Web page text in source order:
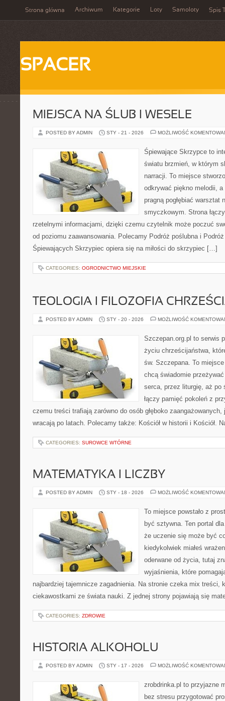
Strona główna Archiwum Kategorie Loty Samoloty Spis
SPACER
MIEJSCA NA ŚLUB I WESELE
POSTED BY ADMIN STY - 21 - 2026 MOŻLIWOŚĆ
Śpiewające Skrzypce to
światu brzmień, w którym
narracji. To miejsce
odkrywać piękno melodii,
pragną pogłębiać warsztat
smyczkowym. Strona
rzetelnymi informacjami, dzięki czemu czytelnik może poczuć
od poziomu zaawansowania. Polecamy Podróż poślubna i
Śpiewających Skrzypiec opiera się na miłości do skrzypiec […]
CATEGORIES: OGRODNICTWO MIEJSKIE
TEOLOGIA I FILOZOFIA
POSTED BY ADMIN STY - 20 - 2026 MOŻLIWOŚĆ
Szczepan.org.pl to serwis
życiu chrześcijaństwa,
św. Szczepana. To
chcą świadomie
serca, przez liturgię, aż po
łączy pamięć pokoleń z
czemu treści trafiają zarówno do osób głęboko
wracają po latach. Polecamy także: Kościół w historii i Kościół.
CATEGORIES: SUROWCE WTÓRNE
MATEMATYKA I LICZBY
POSTED BY ADMIN STY - 18 - 2026 MOŻLIWOŚĆ
To miejsce powstało z
być sztywna. Ten portal
że uczenie się może być
kiedykolwiek miałeś
oderwane od życia, tutaj
wyjaśnienia, które
najbardziej tajemnicze zagadnienia. Na stronie czeka mix treści,
ciekawostkami ze świata nauki. Z jednej strony pojawiają się
CATEGORIES: ZDROWIE
HISTORIA ALKOHOLU
POSTED BY ADMIN STY - 17 - 2026 MOŻLIWOŚĆ
zrobdrinka.pl to przyjazne
bez stresu przygotować